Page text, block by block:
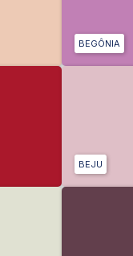
BEGÔNIA
BEJU